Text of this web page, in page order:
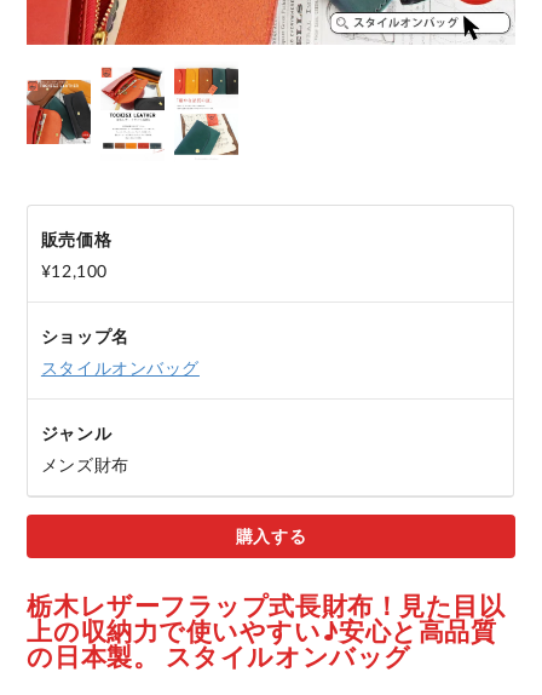
販売価格
¥12,100
ショップ名
スタイルオンバッグ
ジャンル
メンズ財布
購入する
栃木レザーフラップ式長財布！見た目以
上の収納力で使いやすい♪安心と高品質
の日本製。 スタイルオンバッグ